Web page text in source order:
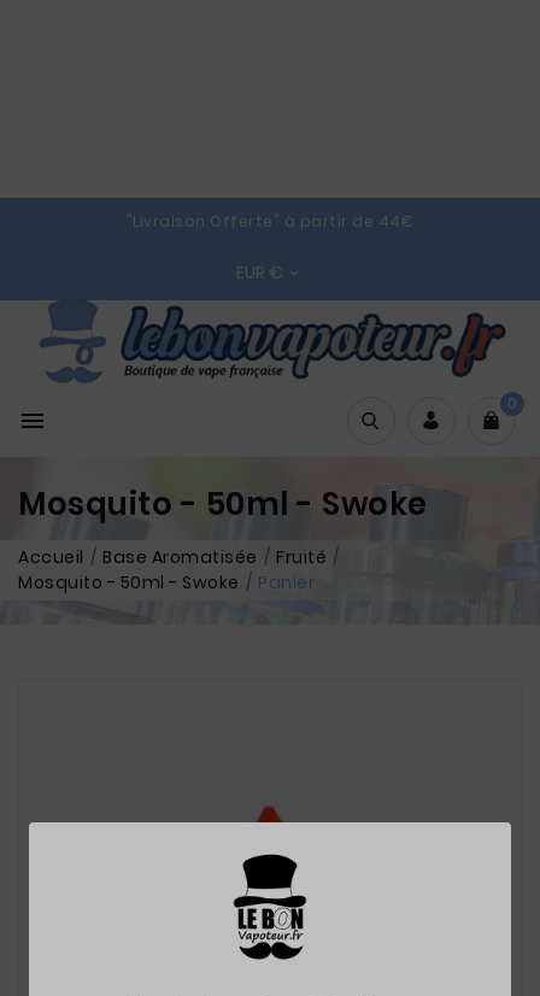
"Livraison Offerte" à partir de 44€
EUR € 

0
Mosquito - 50ml - Swoke
Accueil Base Aromatisée
Fruité
Mosquito - 50ml - Swoke
Panier